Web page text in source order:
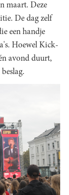
maart. Deze
De dag zelf
een handje
Hoewel Kick-
avond duurt,